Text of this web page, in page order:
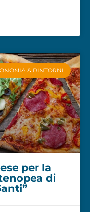
& DINTORNI
per la
di